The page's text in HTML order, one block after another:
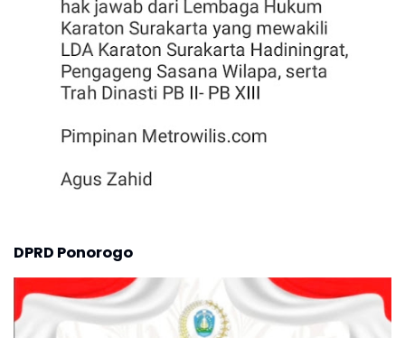
DPRD Ponorogo